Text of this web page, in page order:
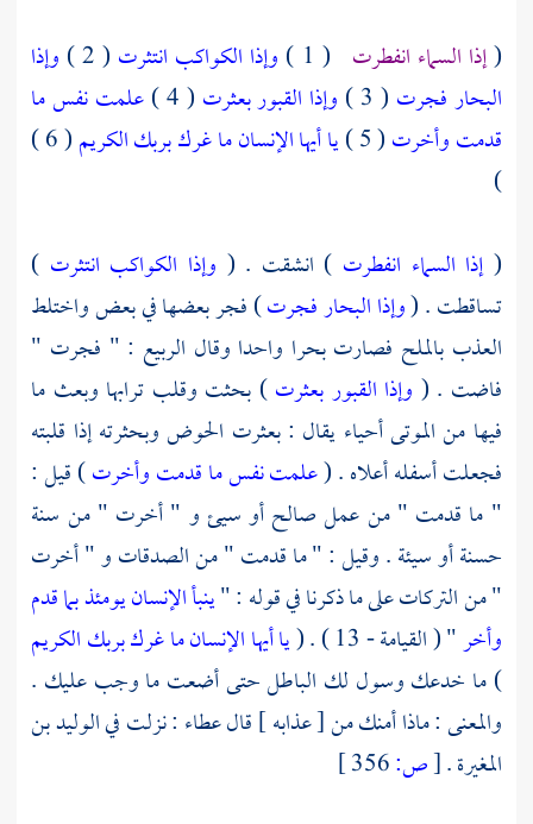
(إذا السماء انفطرت ( 1 ) وإذا الكواكب انتثرت ( 2 )
وإذا
البحار فجرت ( 3 ) وإذا القبور بعثرت ( 4 )
علمت نفس ما
قدمت وأخرت( 5 ) يا أيها الإنسان ما غرك بربك الكريم
( 6 )
)
(إذا السماء انفطرت ) انشقت . ( وإذا الكواكب انتثرت )
تساقطت . (وإذا البحار فجرت) فجر بعضها في بعض واختلط
العذب بالملح فصارت بحرا واحدا وقال الربيع : " فجرت "
فاضت . ( وإذا القبور بعثرت) بحثت وقلب ترابها وبعث ما
فيها من الموتى أحياء يقال : بعثرت الحوض وبحثرته إذا قلبته
فجعلت أسفله أعلاه . (علمت نفس ما قدمت وأخرت) قيل :
" ما قدمت " من عمل صالح أو سيئ و " أخرت " من سنة
حسنة أو سيئة . وقيل : " ما قدمت " من الصدقات و " أخرت
" من التركات على ما ذكرنا في قوله : "ينبأ الإنسان يومئذ بما قدم
وأخر" ( القيامة - 13 ) . (
يا أيها الإنسان ما غرك بربك الكريم
) ما خدعك وسول لك الباطل حتى أضعت ما وجب عليك .
والمعنى : ماذا أمنك من [ عذابه ] قالعطاء : نزلت فيالوليد بن
المغيرة.
[ص: